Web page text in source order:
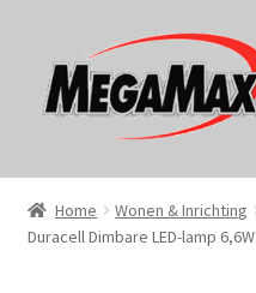
door
naar
naar
de
Home
KERST
Home Wonen & Inrichting
Duracell Dimbare LED-lamp 6,6W